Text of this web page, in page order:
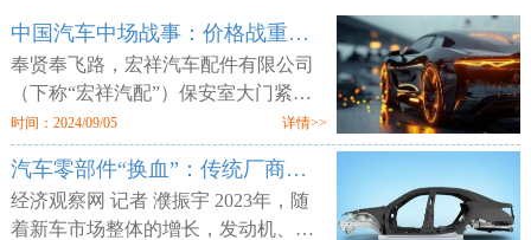
中国汽车中场战事：价格战重锤零部件供应商
奉贤奉飞路，宏祥汽车配件有限公司
（下称“宏祥汽配”）保安室大门紧
闭，但工厂大门却敞开，外人可以随
意进出。两层楼的厂区空空荡荡，所
有的产线、物料均已搬空，仅剩为数
时间：2024/09/05 详情>>
汽车零部件“换血”：传统厂商业绩平淡 增量部件厂商利润走高
经济观察网 记者 濮振宇 2023年，随
着新车市场整体的增长，发动机、轮